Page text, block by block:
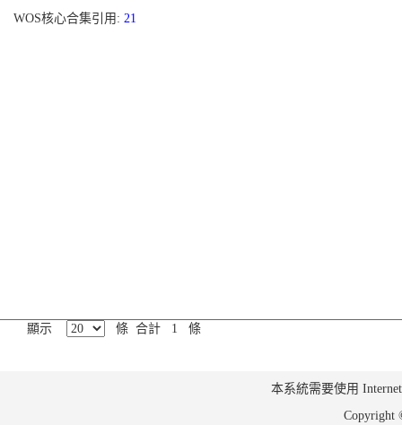
WOS核心合集引用: 21
顯示 條 合計 1 條
本系統需要使用
Copyright